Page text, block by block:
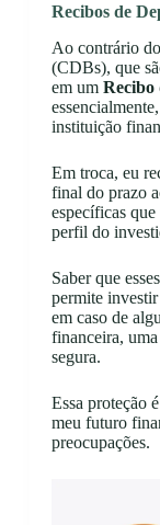
Recibos de
Ao contrário
(CDBs), que
em um Recibo
instituição
Em troca, eu
final do prazo
específicas
perfil do
Saber que
permite
em caso de
financeira,
segura.
Essa proteção
meu futuro
preocupações.